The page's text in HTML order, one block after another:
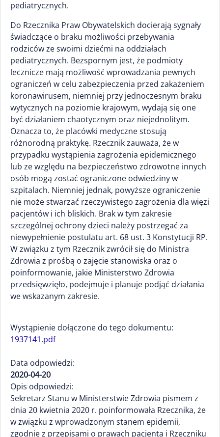
pediatrycznych.
Do Rzecznika Praw Obywatelskich docierają sygnały
świadczące o braku możliwości przebywania
rodziców ze swoimi dziećmi na oddziałach
pediatrycznych. Bezspornym jest, że podmioty
lecznicze mają możliwość wprowadzania pewnych
ograniczeń w celu zabezpieczenia przed zakażeniem
koronawirusem, niemniej przy jednoczesnym braku
wytycznych na poziomie krajowym, wydają się one
być działaniem chaotycznym oraz niejednolitym.
Oznacza to, że placówki medyczne stosują
różnorodną praktykę. Rzecznik zauważa, że w
przypadku wystąpienia zagrożenia epidemicznego
lub ze względu na bezpieczeństwo zdrowotne innych
osób mogą zostać ograniczone odwiedziny w
szpitalach. Niemniej jednak, powyższe ograniczenie
nie może stwarzać rzeczywistego zagrożenia dla więzi
pacjentów i ich bliskich. Brak w tym zakresie
szczególnej ochrony dzieci należy postrzegać za
niewypełnienie postulatu art. 68 ust. 3 Konstytucji RP.
W związku z tym Rzecznik zwrócił się do Ministra
Zdrowia z prośbą o zajęcie stanowiska oraz o
poinformowanie, jakie Ministerstwo Zdrowia
przedsięwzięło, podejmuje i planuje podjąć działania
we wskazanym zakresie.
Wystąpienie dołączone do tego dokumentu:
1937141.pdf
Data odpowiedzi:
2020-04-20
Opis odpowiedzi:
Sekretarz Stanu w Ministerstwie Zdrowia pismem z
dnia 20 kwietnia 2020 r. poinformowała Rzecznika, że
w związku z wprowadzonym stanem epidemii,
zgodnie z przepisami o prawach pacjenta i Rzeczniku